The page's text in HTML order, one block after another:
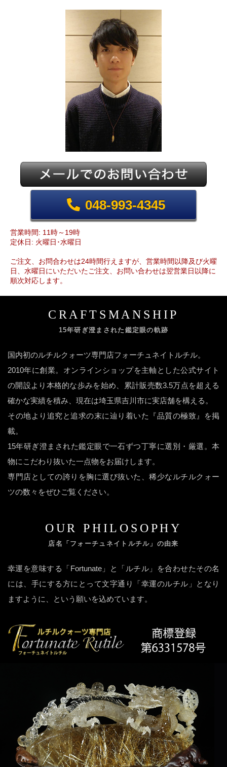
048-993-4345
営業時間: 11時～19時
定休日: 火曜日･水曜日
ご注文、お問合わせは24時間行えますが、営業時間以降及び火曜
日、水曜日にいただいたご注文、お問い合わせは翌営業日以降に
順次対応します。
CRAFTSMANSHIP
15年研ぎ澄まされた鑑定眼の軌跡
国内初のルチルクォーツ専門店フォーチュネイトルチル。
2010年に創業。オンラインショップを主軸とした公式サイト
の開設より本格的な歩みを始め、累計販売数3.5万点を超える
確かな実績を積み、現在は埼玉県吉川市に実店舗を構える。
その地より追究と追求の末に辿り着いた『品質の極致』を掲
載。
15年研ぎ澄まされた鑑定眼で一石ずつ丁寧に選別・厳選。本
物にこだわり抜いた一点物をお届けします。
専門店としての誇りを胸に選び抜いた、稀少なルチルクォー
ツの数々をぜひご覧ください。
OUR PHILOSOPHY
店名「フォーチュネイトルチル」の由来
幸運を意味する「Fortunate」と「ルチル」を合わせたその名
には、手にする方にとって文字通り「幸運のルチル」となり
ますように、という願いを込めています。